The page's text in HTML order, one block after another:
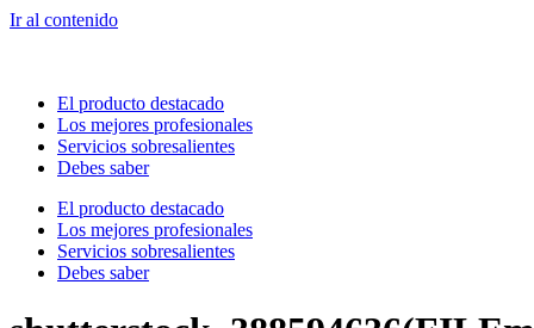
Ir al contenido
El producto destacado
Los mejores profesionales
Servicios sobresalientes
Debes saber
El producto destacado
Los mejores profesionales
Servicios sobresalientes
Debes saber